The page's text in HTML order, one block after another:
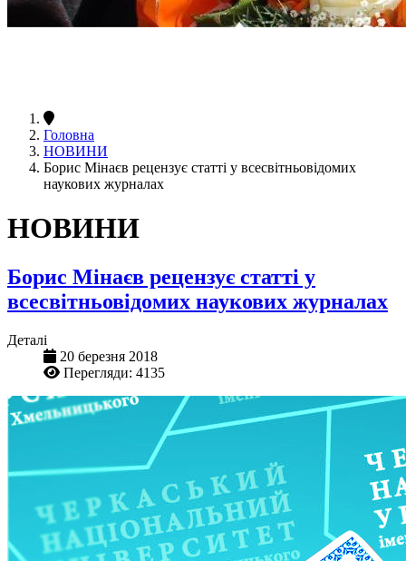
Головна
НОВИНИ
Борис Мінаєв рецензує статті у всесвітньовідомих
наукових журналах
НОВИНИ
Борис Мінаєв рецензує статті у
всесвітньовідомих наукових журналах
Деталі
20 березня 2018
Перегляди: 4135